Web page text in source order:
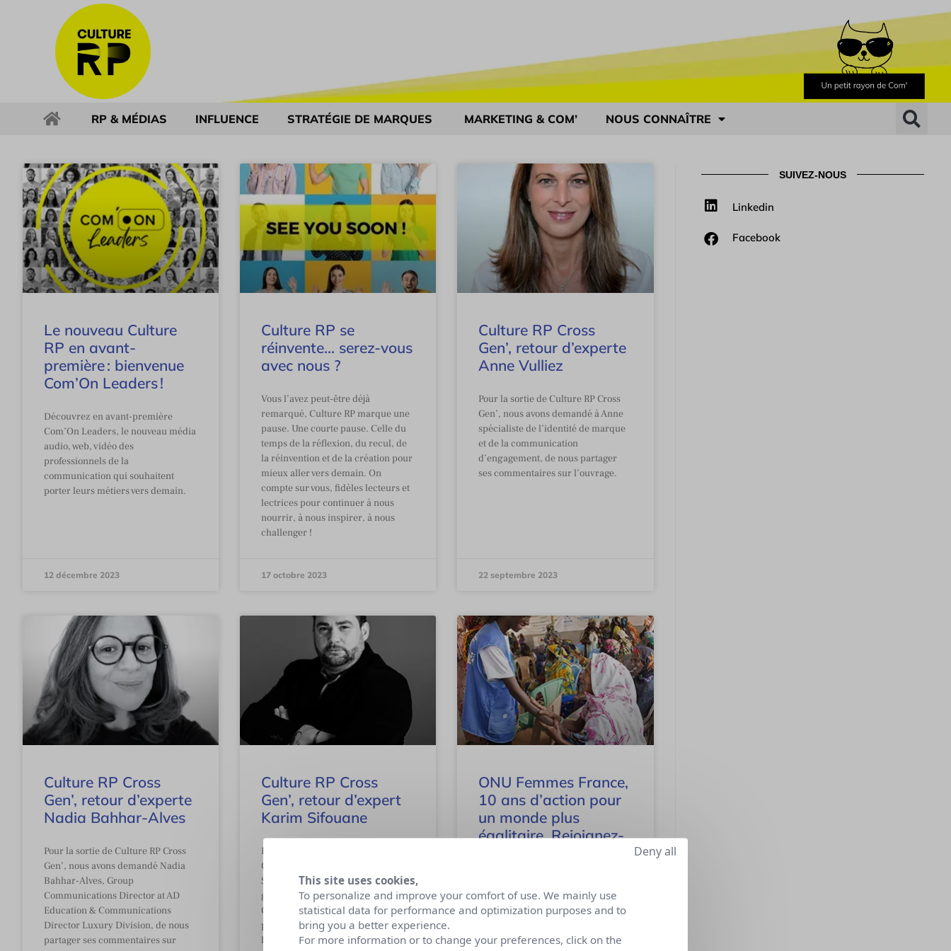
RP & MÉDIAS INFLUENCE STRATÉGIE DE MARQUES MARKETING & COM’ NOUS CONNAÎTRE
Le nouveau Culture
RP en avant-
première : bienvenue
Com’On Leaders !
Découvrez en avant-première
Com’On Leaders, le nouveau média
audio, web, vidéo des
professionnels de la
communication qui souhaitent
porter leurs métiers vers demain.
12 décembre 2023
Culture RP se
réinvente… serez-vous
avec nous ?
Vous l’avez peut-être déjà
remarqué, Culture RP marque une
pause. Une courte pause. Celle du
temps de la réflexion, du recul, de
la réinvention et de la création pour
mieux aller vers demain. On
compte sur vous, fidèles lecteurs et
lectrices pour continuer à nous
nourrir, à nous inspirer, à nous
challenger !
17 octobre 2023
Culture RP Cross
Gen’, retour d’experte
Anne Vulliez
Pour la sortie de Culture RP Cross
Gen’, nous avons demandé à Anne
spécialiste de l’identité de marque
et de la communication
d’engagement, de nous partager
ses commentaires sur l’ouvrage.
22 septembre 2023
Culture RP Cross
Gen’, retour d’experte
Nadia Bahhar-Alves
Pour la sortie de Culture RP Cross
Gen’, nous avons demandé Nadia
Bahhar-Alves, Group
Communications Director at AD
Education & Communications
Director Luxury Division, de nous
partager ses commentaires sur
Culture RP Cross
Gen’, retour d’expert
Karim Sifouane
Pour la sortie de Culture RP Cross
Gen’, nous avons demandé à Karim
Sifouane, VP Sales & Demand
generation chez Finalcad et ex
Cofounder PR.ROOMS, de nous
partager ses commentaires sur
l’ouvrage.
ONU Femmes France,
10 ans d’action pour
un monde plus
égalitaire. Rejoignez-
joue un rôle essentiel en relayant et
en soutenant les missions de
national. L’association, créée en
SUIVEZ-NOUS
Linkedin
Facebook
This site uses cookies,
To personalize and improve your comfort of use. We mainly use
statistical data for performance and optimization purposes and to
bring you a better experience.
For more information or to change your preferences, click on the
Deny all